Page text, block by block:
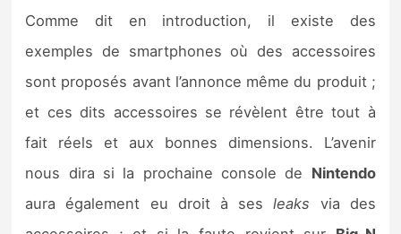
Comme dit en introduction, il existe des
exemples de smartphones où des accessoires
sont proposés avant l’annonce même du produit ;
et ces dits accessoires se révèlent être tout à
fait réels et aux bonnes dimensions. L’avenir
nous dira si la prochaine console de Nintendo
aura également eu droit à sesleaks via des